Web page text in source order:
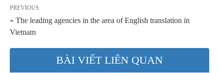
PREVIOUS
« The leading agencies in the area of English translation in
Vietnam
BÀI VIẾT LIÊN QUAN